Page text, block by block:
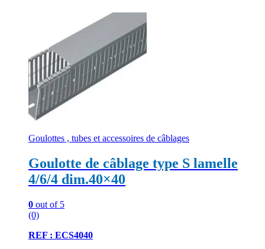
Goulottes , tubes et accessoires de câblages
Goulotte de câblage type S lamelle
4/6/4 dim.40×40
0 out of 5
(0)
REF : ECS4040